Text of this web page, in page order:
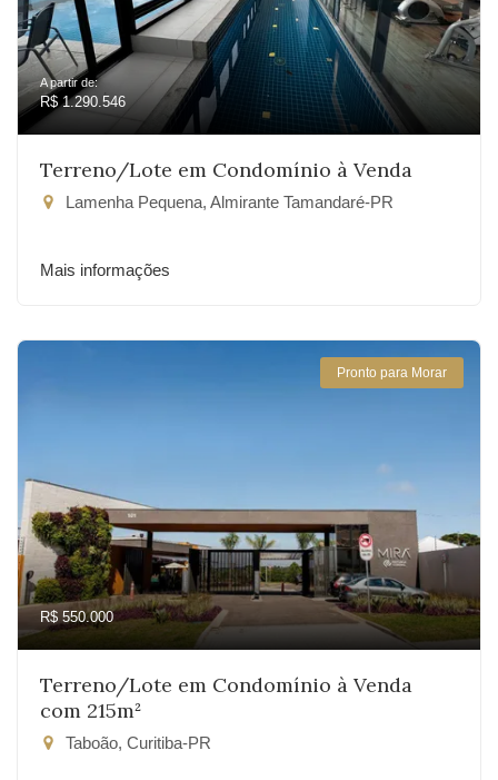
A partir de:
R$ 1.290.546
Terreno/Lote em Condomínio à Venda
Lamenha Pequena, Almirante Tamandaré-PR
Mais informações
Pronto para Morar
R$ 550.000
Terreno/Lote em Condomínio à Venda
com 215m²
Taboão, Curitiba-PR